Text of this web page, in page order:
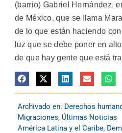
(barrio) Gabriel Hernández,
de México, que se llama
de lo que están haciendo
luz que se debe poner en
de que hay gente que está
Archivado en: Derechos
Migraciones, Últimas Noticias
América Latina y el Caribe,